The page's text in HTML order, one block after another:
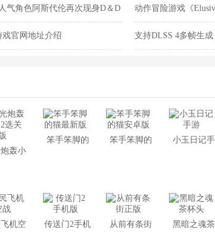
间
气角色阿斯代伦再次现身D＆D
略——中
动作冒险游戏《
发售
官网地址介绍 支持DLSS 4多帧生
轰小
笨手笨脚的 笨手笨脚的 小玉日记手
机空 传送门2手机 从前有条街 黑暗之魂茶